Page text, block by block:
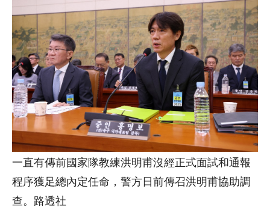
一直有傳前國家隊教練洪明甫沒經正式面試和通報
程序獲足總內定任命，警方日前傳召洪明甫協助調
查。路透社